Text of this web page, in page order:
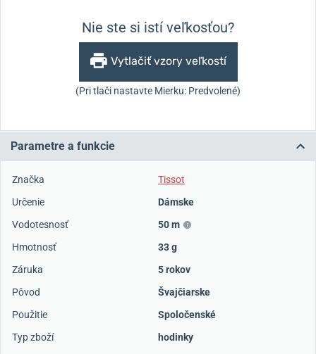
Nie ste si istí veľkosťou?
Vytlačiť vzory veľkostí
(Pri tlači nastavte Mierku: Predvolené)
Parametre a funkcie
Značka
Tissot
Určenie
Dámske
Vodotesnosť
50 m
Hmotnosť
33 g
Záruka
5 rokov
Pôvod
Švajčiarske
Použitie
Spoločenské
Typ zboží
hodinky